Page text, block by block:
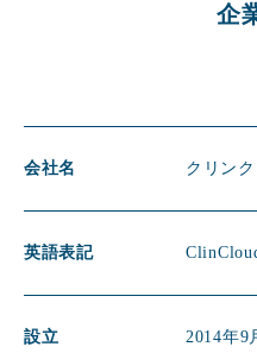
企
会社名 クリン
英語表記
設立 2014年9